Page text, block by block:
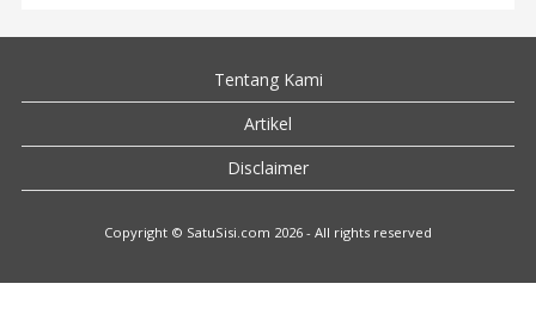
Tentang Kami
Artikel
Disclaimer
Copyright © SatuSisi.com 2026 - All rights reserved